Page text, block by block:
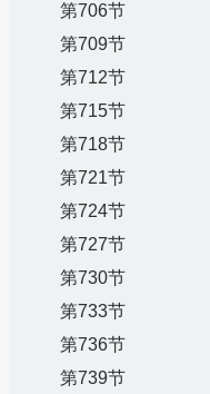
第706节
第709节
第712节
第715节
第718节
第721节
第724节
第727节
第730节
第733节
第736节
第739节